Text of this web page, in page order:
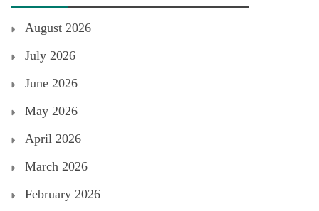
August 2026
July 2026
June 2026
May 2026
April 2026
March 2026
February 2026